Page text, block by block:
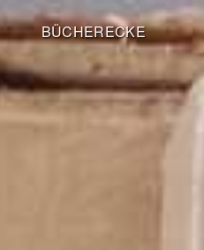
BÜCHERECKE